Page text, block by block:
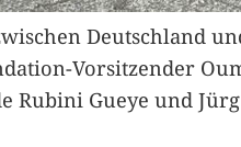
Deutschland
Vorsitzender
Rubini Gueye und